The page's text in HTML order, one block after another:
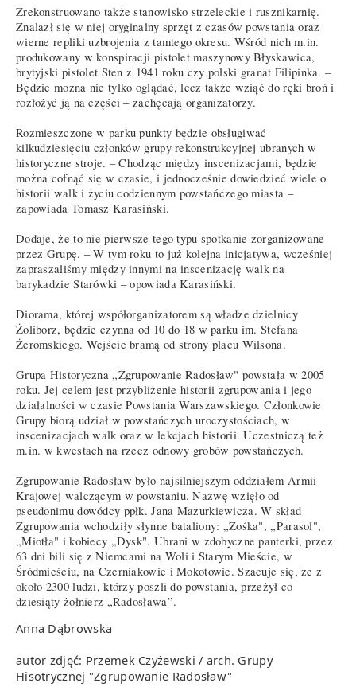
Zrekonstruowano także stanowisko strzeleckie i rusznikarnię.
Znalazł się w niej oryginalny sprzęt z czasów powstania oraz
wierne repliki uzbrojenia z tamtego okresu. Wśród nich m.in.
produkowany w konspiracji pistolet maszynowy Błyskawica,
brytyjski pistolet Sten z 1941 roku czy polski granat Filipinka. –
Będzie można nie tylko oglądać, lecz także wziąć do ręki broń i
rozłożyć ją na części – zachęcają organizatorzy.
Rozmieszczone w parku punkty będzie obsługiwać
kilkudziesięciu członków grupy rekonstrukcyjnej ubranych w
historyczne stroje. – Chodząc między inscenizacjami, będzie
można cofnąć się w czasie, i jednocześnie dowiedzieć wiele o
historii walk i życiu codziennym powstańczego miasta –
zapowiada Tomasz Karasiński.
Dodaje, że to nie pierwsze tego typu spotkanie zorganizowane
przez Grupę. – W tym roku to już kolejna inicjatywa, wcześniej
zapraszaliśmy między innymi na inscenizację walk na
barykadzie Starówki – opowiada Karasiński.
Diorama, której współorganizatorem są władze dzielnicy
Żoliborz, będzie czynna od 10 do 18 w parku im. Stefana
Żeromskiego. Wejście bramą od strony placu Wilsona.
Grupa Historyczna „Zgrupowanie Radosław" powstała w 2005
roku. Jej celem jest przybliżenie historii zgrupowania i jego
działalności w czasie Powstania Warszawskiego. Członkowie
Grupy biorą udział w powstańczych uroczystościach, w
inscenizacjach walk oraz w lekcjach historii. Uczestniczą też
m.in. w kwestach na rzecz odnowy grobów powstańczych.
Zgrupowanie Radosław było najsilniejszym oddziałem Armii
Krajowej walczącym w powstaniu. Nazwę wzięło od
pseudonimu dowódcy ppłk. Jana Mazurkiewicza. W skład
Zgrupowania wchodziły słynne bataliony: „Zośka", „Parasol",
„Miotła" i kobiecy „Dysk". Ubrani w zdobyczne panterki, przez
63 dni bili się z Niemcami na Woli i Starym Mieście, w
Śródmieściu, na Czerniakowie i Mokotowie. Szacuje się, że z
około 2300 ludzi, którzy poszli do powstania, przeżył co
dziesiąty żołnierz „Radosława”.
Anna Dąbrowska
autor zdjęć: Przemek Czyżewski / arch. Grupy
Hisotrycznej "Zgrupowanie Radosław"